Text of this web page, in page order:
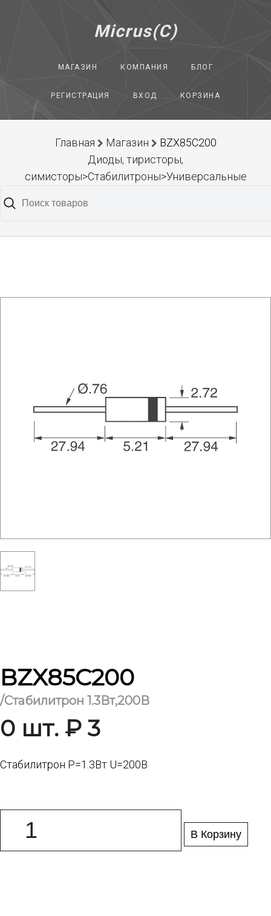
Micrus(C)
МАГАЗИН КОМПАНИЯ БЛОГ
РЕГИСТРАЦИЯ ВХОД КОРЗИНА
Главная Магазин
BZX85C200
Диоды, тиристоры,
симисторы>Стабилитроны>Универсальные
BZX85C200
/Стабилитрон 1.3Вт,200В
0 шт. ₽ 3
Стабилитрон Р=1.3Вт U=200В
В Корзину